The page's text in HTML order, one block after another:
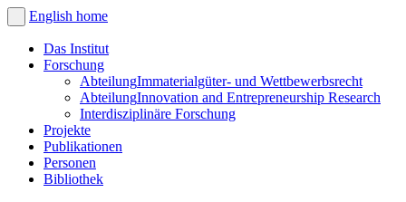
English home
Das Institut
Forschung
AbteilungImmaterialgüter- und Wettbewerbsrecht
AbteilungInnovation and Entrepreneurship Research
Interdisziplinäre Forschung
Projekte
Publikationen
Personen
Bibliothek